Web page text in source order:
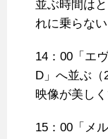
並ぶ時間は
れに乗らな
14：00「エ
D」へ並ぶ（
映像が美しく
15：00「メ